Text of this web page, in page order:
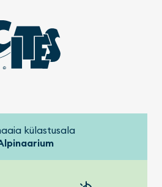
külastusala